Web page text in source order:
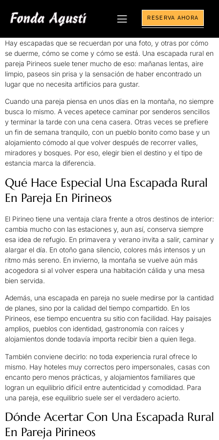
RESERVA AHORA
Hay escapadas que se recuerdan por una foto, y otras por cómo
se duerme, cómo se come y cómo se está. Una escapada rural en
pareja Pirineos suele tener mucho de eso: mañanas lentas, aire
limpio, paseos sin prisa y la sensación de haber encontrado un
lugar que no necesita artificios para gustar.
Cuando una pareja piensa en unos días en la montaña, no siempre
busca lo mismo. A veces apetece caminar por senderos sencillos
y terminar la tarde con una cena casera. Otras veces se prefiere
un fin de semana tranquilo, con un pueblo bonito como base y un
alojamiento cómodo al que volver después de recorrer valles,
miradores y bosques. Por eso, elegir bien el destino y el tipo de
estancia marca la diferencia.
Qué Hace Especial Una Escapada Rural
En Pareja En Pirineos
El Pirineo tiene una ventaja clara frente a otros destinos de interior:
cambia mucho con las estaciones y, aun así, conserva siempre
esa idea de refugio. En primavera y verano invita a salir, caminar y
alargar el día. En otoño gana silencio, colores más intensos y un
ritmo más sereno. En invierno, la montaña se vuelve aún más
acogedora si al volver espera una habitación cálida y una mesa
bien servida.
Además, una escapada en pareja no suele medirse por la cantidad
de planes, sino por la calidad del tiempo compartido. En los
Pirineos, ese tiempo encuentra su sitio con facilidad. Hay paisajes
amplios, pueblos con identidad, gastronomía con raíces y
alojamientos donde todavía importa recibir bien a quien llega.
También conviene decirlo: no toda experiencia rural ofrece lo
mismo. Hay hoteles muy correctos pero impersonales, casas con
encanto pero menos prácticas, y alojamientos familiares que
logran un equilibrio difícil entre autenticidad y comodidad. Para
una pareja, ese equilibrio suele ser el verdadero acierto.
Dónde Acertar Con Una Escapada Rural
En Pareja Pirineos